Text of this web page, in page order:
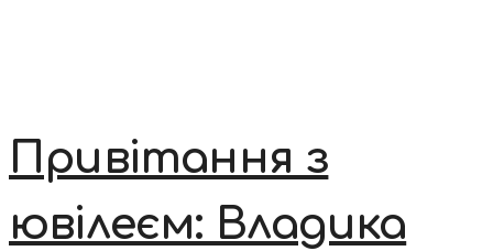
Привітання з
ювілеєм: Владика